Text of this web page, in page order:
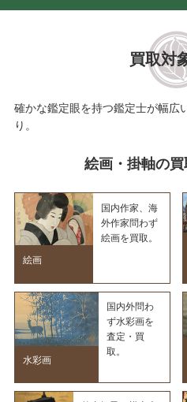
買取対
確かな鑑定眼を持つ鑑定士が幅広
り。
絵画・掛軸の買
絵画
国内作家、海
外作家問わず
絵画を買取。
水彩画
国内外問わ
ず水彩画を
査定・買
取。